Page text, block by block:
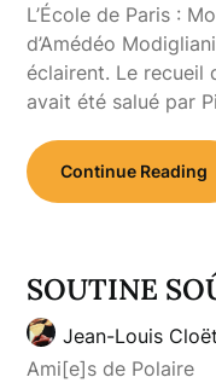
L’École de Paris :
d’Amédéo
éclairent. Le recueil
avait été salué par
Continue Reading
SOUTINE
Jean-Louis
Ami[e]s de Polaire